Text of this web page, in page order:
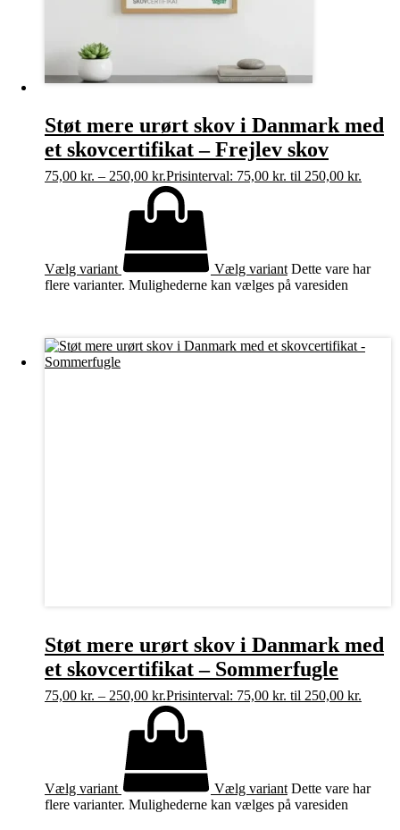
Støt mere urørt skov i Danmark med
et skovcertifikat – Frejlev skov
75,00 kr. – 250,00 kr.Prisinterval: 75,00 kr. til 250,00 kr.
Vælg variant Vælg variant Dette vare har
flere varianter. Mulighederne kan vælges på varesiden
Støt mere urørt skov i Danmark med
et skovcertifikat – Sommerfugle
75,00 kr. – 250,00 kr.Prisinterval: 75,00 kr. til 250,00 kr.
Vælg variant Vælg variant Dette vare har
flere varianter. Mulighederne kan vælges på varesiden